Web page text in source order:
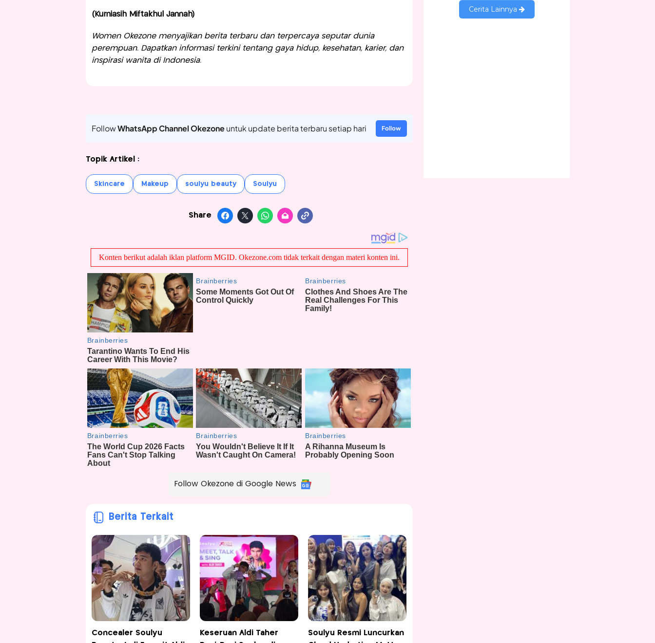
(Kurniasih Miftakhul Jannah)
Women Okezone menyajikan berita terbaru dan terpercaya seputar dunia
perempuan. Dapatkan informasi terkini tentang gaya hidup, kesehatan, karier, dan
inspirasi wanita di Indonesia.
FollowWhatsApp Channel Okezoneuntuk update berita terbaru setiap hari Follow
Topik Artikel :
Skincare Makeup soulyu beauty Soulyu
Share
Follow Okezone di Google News
Berita Terkait
Concealer Soulyu
Keseruan Aldi Taher
Soulyu Resmi Luncurkan